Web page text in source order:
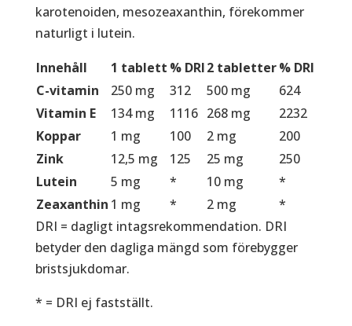
karotenoiden, mesozeaxanthin, förekommer
naturligt i lutein.
Innehåll
1 tablett % DRI2 tabletter% DRI
C-vitamin
250 mg 312 500 mg
624
Vitamin E
134 mg 1116 268 mg
2232
Koppar
1 mg 100 2 mg
200
Zink
12,5 mg 125 25 mg
250
Lutein
5 mg * 10 mg
*
Zeaxanthin 1 mg * 2 mg
*
DRI = dagligt intagsrekommendation. DRI
betyder den dagliga mängd som förebygger
bristsjukdomar.
* = DRI ej fastställt.